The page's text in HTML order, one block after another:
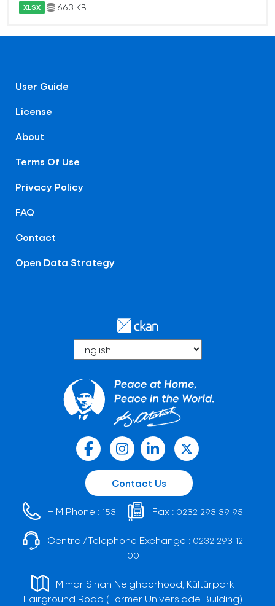
XLSX 663 KB
User Guide
License
About
Terms Of Use
Privacy Policy
FAQ
Contact
Open Data Strategy
Contact Us
HIM Phone : 153 Fax : 0232 293 39 95
Central/Telephone Exchange : 0232 293 12
00
Mimar Sinan Neighborhood, Kültürpark
Fairground Road (Former Universiade Building)